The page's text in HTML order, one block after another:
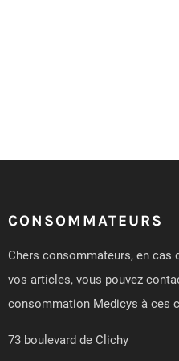
CONSOMMATEURS
Chers consommateurs, en cas
vos articles, vous pouvez
consommation Medicys à ces
73 boulevard de Clichy